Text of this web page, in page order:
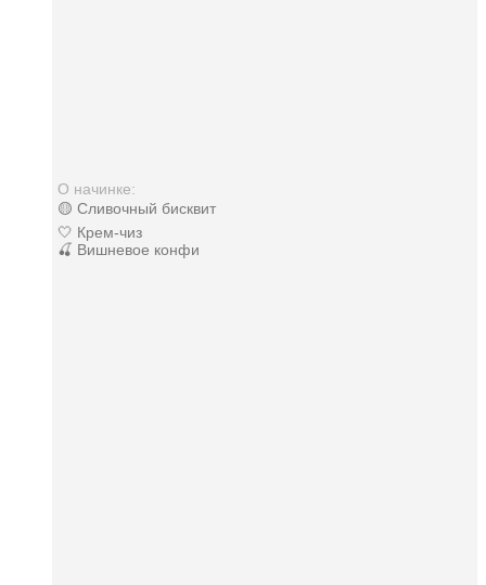
О начинке:
🟡 Сливочный бисквит
🤍 Крем-чиз
🍒 Вишневое конфи